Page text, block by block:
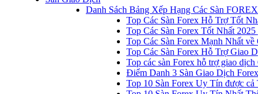
Danh Sách Bảng Xếp Hạng Các Sàn
Top Các Sàn Forex Hỗ Trợ Tốt
Top Các Sàn Forex Tốt Nhất
Top Các Sàn Forex Mạnh Nhất
Top Các Sàn Forex Hỗ Trợ Giao
Top các sàn Forex hỗ trợ giao
Điểm Danh 3 Sàn Giao Dịch
Top 10 Sàn Forex Uy Tín được